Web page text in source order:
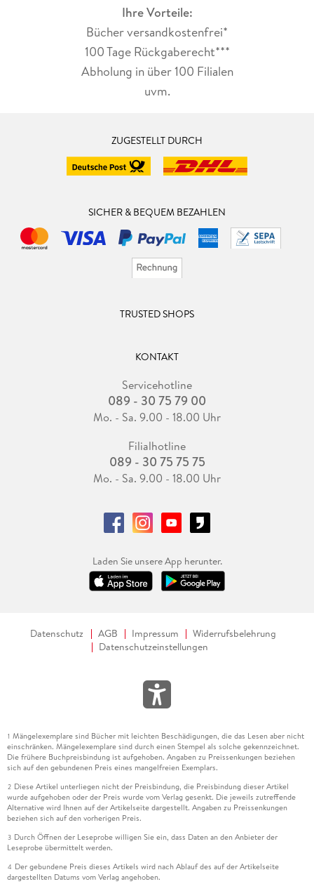
Ihre Vorteile:
Bücher versandkostenfrei*
100 Tage Rückgaberecht***
Abholung in über 100 Filialen
uvm.
ZUGESTELLT DURCH
SICHER & BEQUEM BEZAHLEN
TRUSTED SHOPS
KONTAKT
Servicehotline
089 - 30 75 79 00
Mo. - Sa. 9.00 - 18.00 Uhr
Filialhotline
089 - 30 75 75 75
Mo. - Sa. 9.00 - 18.00 Uhr
Laden Sie unsere App herunter.
Datenschutz AGB Impressum
Widerrufsbelehrung
Datenschutzeinstellungen
1 Mängelexemplare sind Bücher mit leichten Beschädigungen, die das Lesen aber nicht
einschränken. Mängelexemplare sind durch einen Stempel als solche gekennzeichnet.
Die frühere Buchpreisbindung ist aufgehoben. Angaben zu Preissenkungen beziehen
sich auf den gebundenen Preis eines mangelfreien Exemplars.
2 Diese Artikel unterliegen nicht der Preisbindung, die Preisbindung dieser Artikel
wurde aufgehoben oder der Preis wurde vom Verlag gesenkt. Die jeweils zutreffende
Alternative wird Ihnen auf der Artikelseite dargestellt. Angaben zu Preissenkungen
beziehen sich auf den vorherigen Preis.
3 Durch Öffnen der Leseprobe willigen Sie ein, dass Daten an den Anbieter der
Leseprobe übermittelt werden.
4 Der gebundene Preis dieses Artikels wird nach Ablauf des auf der Artikelseite
dargestellten Datums vom Verlag angehoben.